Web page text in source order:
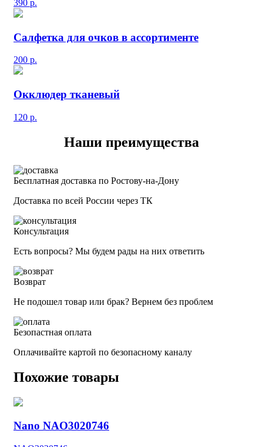
390 р.
Салфетка для очков в ассортименте
200 р.
Окклюдер тканевый
120 р.
Наши преимущества
Бесплатная доставка по Ростову-на-Дону
Доставка по всей России через ТК
Консультация
Есть вопросы? Мы будем рады на них ответить
Возврат
Не подошел товар или брак? Вернем без проблем
Безопастная оплата
Оплачивайте картой по безопасному каналу
Похожие товары
Nano NAO3020746